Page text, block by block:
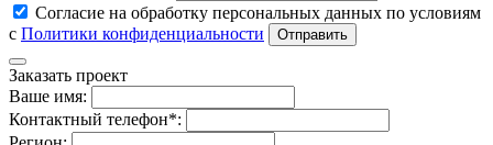
Согласие на обработку персональных данных по условиям
с Политики конфиденциальности
Заказать проект
Ваше имя:
Контактный телефон*: